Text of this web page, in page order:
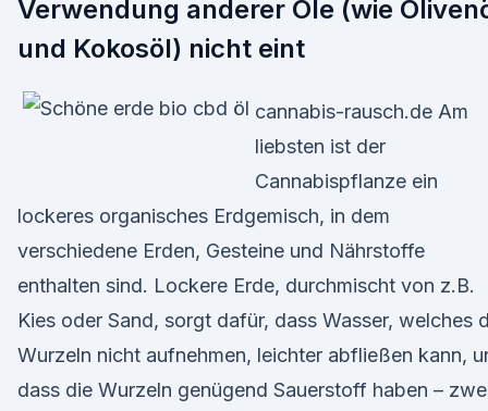
Verwendung anderer Öle (wie
und Kokosöl) nicht eint
cannabis-rausch.de Am
liebsten ist der
Cannabispflanze ein
lockeres organisches Erdgemisch, in dem
verschiedene Erden, Gesteine und Nährstoffe
enthalten sind. Lockere Erde, durchmischt von z.B.
Kies oder Sand, sorgt dafür, dass Wasser, welches
Wurzeln nicht aufnehmen, leichter abfließen kann,
dass die Wurzeln genügend Sauerstoff haben –